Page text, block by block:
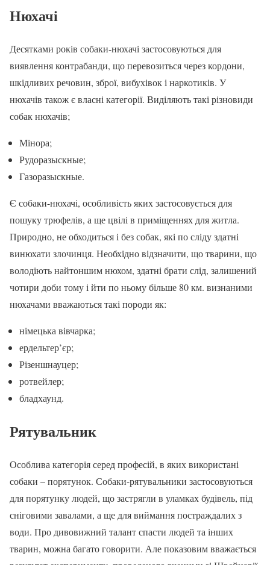
Нюхачі
Десятками років собаки-нюхачі застосовуються для
виявлення контрабанди, що перевозиться через кордони,
шкідливих речовин, зброї, вибухівок і наркотиків. У
нюхачів також є власні категорії. Виділяють такі різновиди
собак нюхачів;
Мінора;
Рудоразыскные;
Газоразыскные.
Є собаки-нюхачі, особливість яких застосовується для
пошуку трюфелів, а ще цвілі в приміщеннях для житла.
Природно, не обходиться і без собак, які по сліду здатні
винюхати злочинця. Необхідно відзначити, що тварини, що
володіють найтоншим нюхом, здатні брати слід, залишений
чотири доби тому і йти по ньому більше 80 км. визнаними
нюхачами вважаються такі породи як:
німецька вівчарка;
ердельтер’єр;
Різеншнауцер;
ротвейлер;
бладхаунд.
Рятувальник
Особлива категорія серед професій, в яких використані
собаки – порятунок. Собаки-рятувальники застосовуються
для порятунку людей, що застрягли в уламках будівель, під
сніговими завалами, а ще для виймання постраждалих з
води. Про дивовижний талант спасти людей та інших
тварин, можна багато говорити. Але показовим вважається